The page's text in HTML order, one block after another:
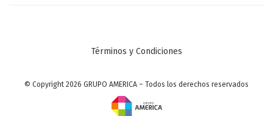
Términos y Condiciones
© Copyright 2026 GRUPO AMERICA – Todos los derechos reservados